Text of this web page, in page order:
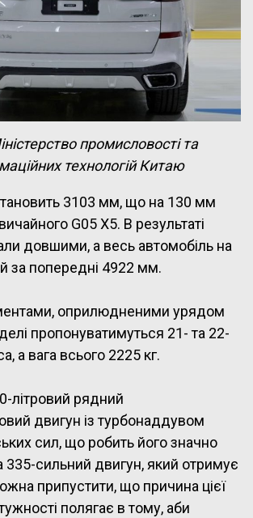
промисловості та
технологій Китаю
3103 мм, що на 130 мм
G05 X5. В результаті
довшими, а весь автомобіль на
за попередні 4922 мм.
оприлюдненими урядом
пропонуватимуться 21- та 22-
а вага всього 2225 кг.
літровий рядний
двигун із турбонаддувом
сил, що робить його значно
335-сильний двигун, який отримує
припустити, що причина цієї
полягає в тому, аби